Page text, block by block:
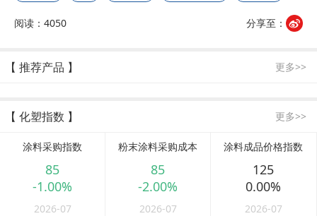
阅读：4050 分享至：
【 推荐产品 】 更多>>
【 化塑指数 】 更多>>
涂料采购指数
85
-1.00%
2026-07
粉末涂料采购成本
85
-2.00%
2026-07
涂料成品价格指数
125
0.00%
2026-07